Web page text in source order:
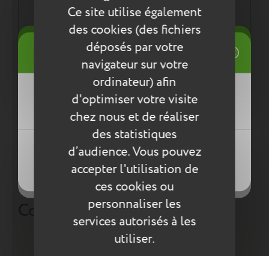
Ce site utilise également
des cookies (des fichiers
déposés par votre
navigateur sur votre
ordinateur) afin
d'optimiser votre visite
chez nous et de réaliser
des statistiques
d’audience. Vous pouvez
accepter l'utilisation de
ces cookies ou
personnaliser les
services autorisés à les
utiliser.
Une démarche éco responsable :
Tout pour la santé de votre enfant : respect des
normes environnementales européennes ReACH
Entretien
Pour l’entretien de nos produits, nous vous
conseillons d’utiliser un chiffon humide ou une
éponge légèrement humidifiée à l'eau
savonneuse. N’utilisez pas de produits agressifs
qui risqueraient de détériorer le produit.
Compléter la collection
Mes listes d'envies
Créer une nouvelle liste
((title))
((cancelText))
((createText))
Connexion
Vous devez être connecté pour ajouter
des produits à votre liste d'envies.
((cancelText))
((loginText))